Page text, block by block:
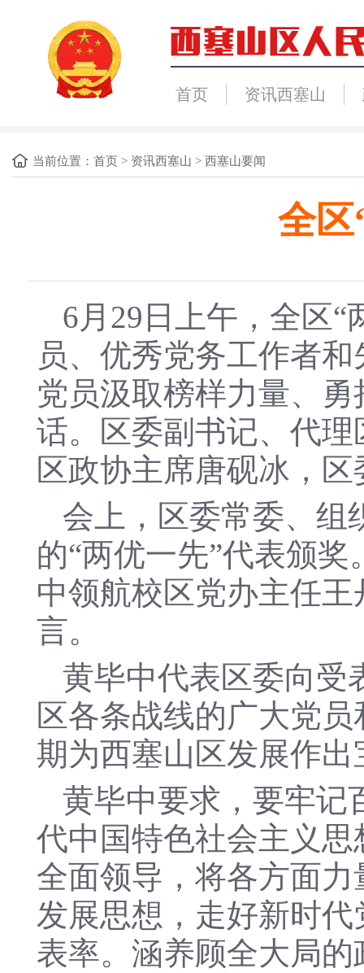
首页 资讯西塞山
当前位置： 首页 > 资讯西塞山 > 西塞山要闻
全区
6月29日上午，全区
员、优秀党务工作者
党员汲取榜样力量、
话。区委副书记、代
区政协主席唐砚冰，
会上，区委常委、组
的“两优一先”代表颁
中领航校区党办主任
言。
黄毕中代表区委向受
区各条战线的广大党
期为西塞山区发展作
黄毕中要求，要牢记
代中国特色社会主义
全面领导，将各方面
发展思想，走好新时
表率。涵养顾全大局